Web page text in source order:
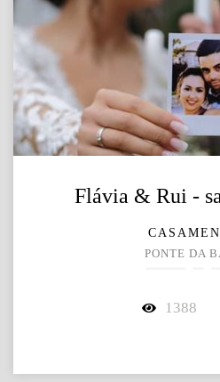
Flávia & Rui -
PONTE DA
1388